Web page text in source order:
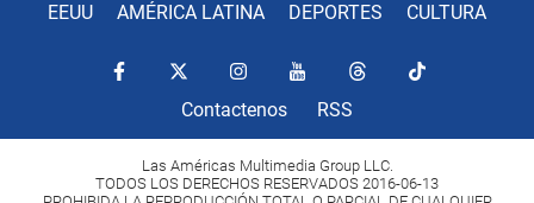
EEUU AMÉRICA LATINA DEPORTES CULTURA
Contactenos RSS
Las Américas Multimedia Group LLC.
TODOS LOS DERECHOS RESERVADOS 2016-06-13